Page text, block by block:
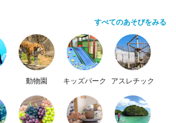
すべてのあそびをみる
動物園 キッズパーク アスレチック